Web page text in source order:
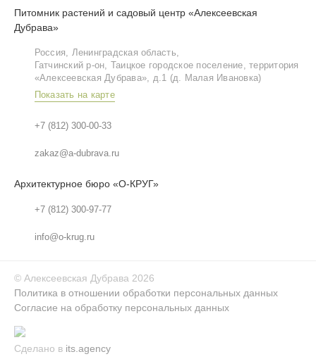
Питомник растений и садовый центр «Алексеевская
Дубрава»
Россия, Ленинградская область,
Гатчинский р‑он, Таицкое городское поселение, территория
«Алексеевская Дубрава», д.1 (д. Малая Ивановка)
Показать на карте
+7 (812) 300-00-33
zakaz@a-dubrava.ru
Архитектурное бюро «О-КРУГ»
+7 (812) 300-97-77
info@o-krug.ru
© Алексеевская Дубрава 2026
Политика в отношении обработки персональных данных
Согласие на обработку персональных данных
Сделано в its.agency